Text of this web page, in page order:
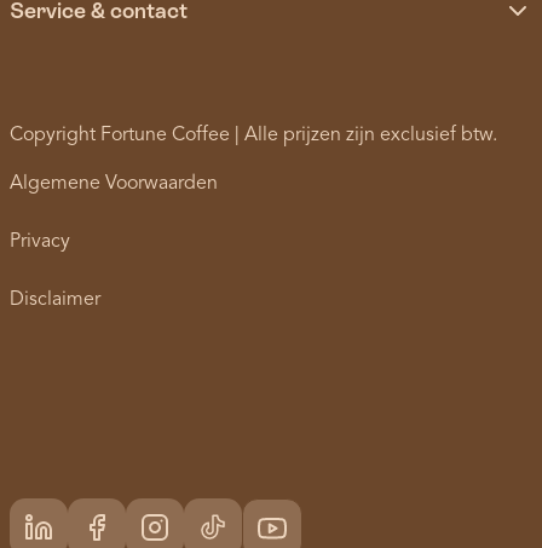
Service & contact
Copyright Fortune Coffee | Alle prijzen zijn exclusief btw.
Algemene Voorwaarden
Privacy
Disclaimer